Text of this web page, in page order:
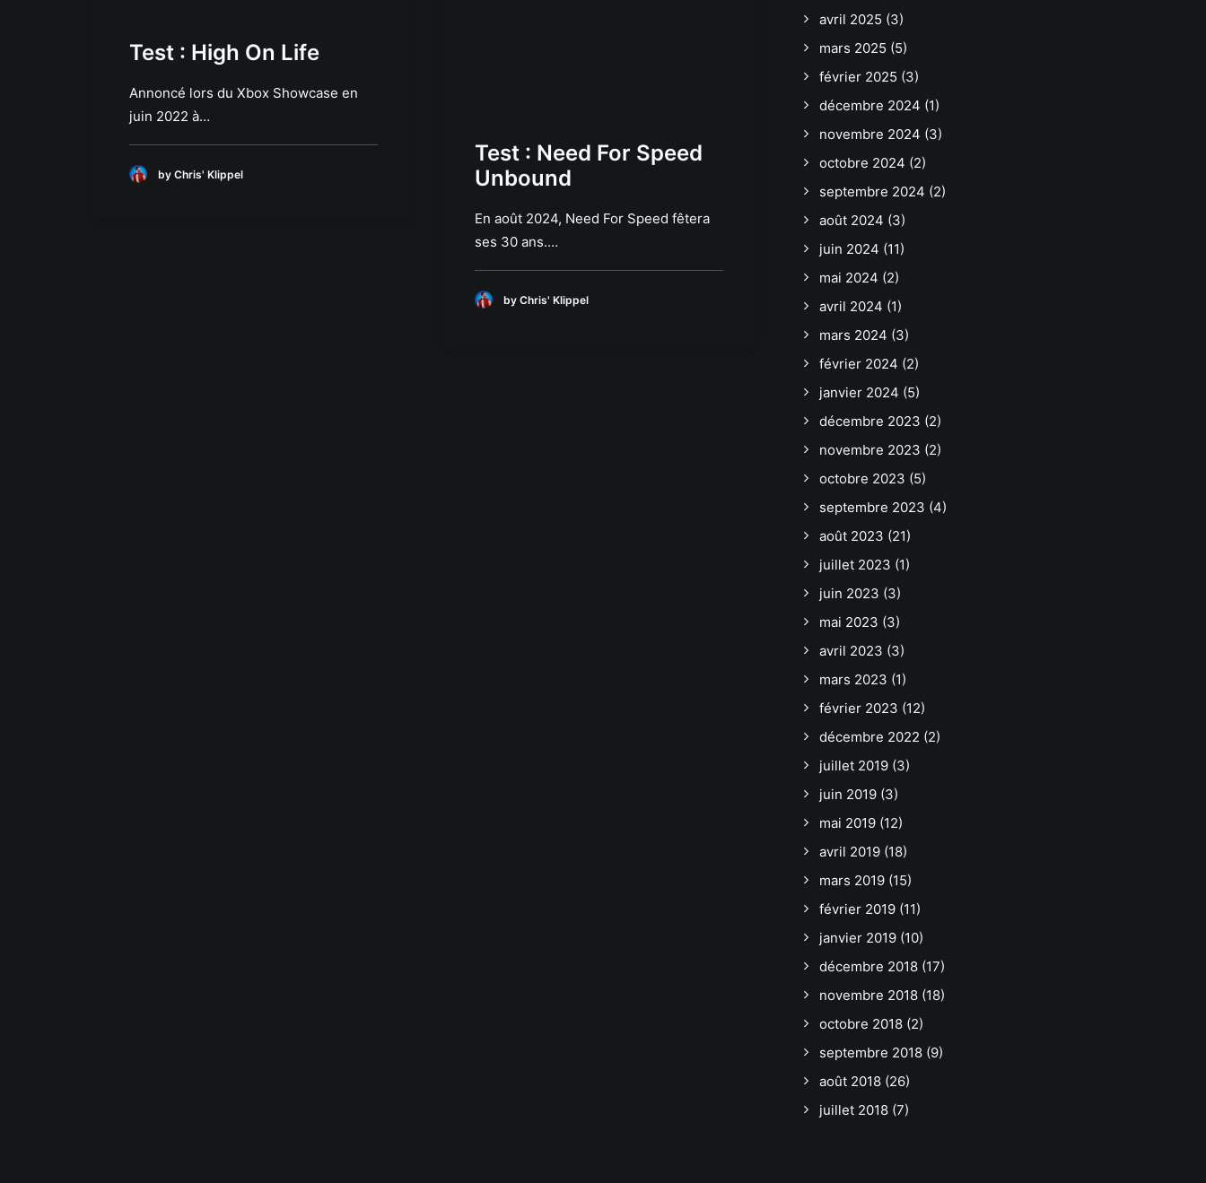
Test : High On Life
Annoncé lors du Xbox Showcase en
juin 2022 à…
by Chris' Klippel
Test : Need For Speed
Unbound
En août 2024, Need For Speed fêtera
ses 30 ans.…
by Chris' Klippel
avril 2025 (3)
mars 2025 (5)
février 2025 (3)
décembre 2024 (1)
novembre 2024 (3)
octobre 2024 (2)
septembre 2024 (2)
août 2024 (3)
juin 2024 (11)
mai 2024 (2)
avril 2024 (1)
mars 2024 (3)
février 2024 (2)
janvier 2024 (5)
décembre 2023 (2)
novembre 2023 (2)
octobre 2023 (5)
septembre 2023 (4)
août 2023 (21)
juillet 2023 (1)
juin 2023 (3)
mai 2023 (3)
avril 2023 (3)
mars 2023 (1)
février 2023 (12)
décembre 2022 (2)
juillet 2019 (3)
juin 2019 (3)
mai 2019 (12)
avril 2019 (18)
mars 2019 (15)
février 2019 (11)
janvier 2019 (10)
décembre 2018 (17)
novembre 2018 (18)
octobre 2018 (2)
septembre 2018 (9)
août 2018 (26)
juillet 2018 (7)